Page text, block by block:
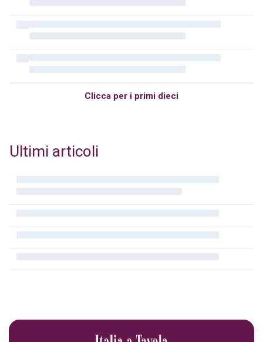
Clicca per i primi dieci
Ultimi articoli